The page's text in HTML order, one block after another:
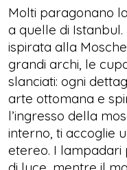
Molti paragonano
a quelle di Istanbul.
ispirata alla
grandi archi, le
slanciati: ogni
arte ottomana e
l’ingresso della
interno, ti accoglie
etereo. I lampadari